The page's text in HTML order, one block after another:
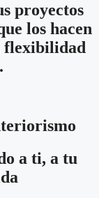
proyectos
los hacen
flexibilidad
a ti, a tu